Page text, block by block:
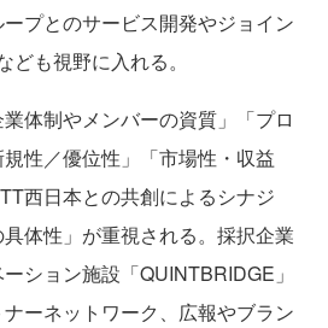
プとのサービス開発やジョイン
ども視野に入れる。
体制やメンバーの資質」「プロ
性／優位性」「市場性・収益
西日本との共創によるシナジ
体性」が重視される。採択企業
ション施設「QUINTBRIDGE」
ーネットワーク、広報やブラン